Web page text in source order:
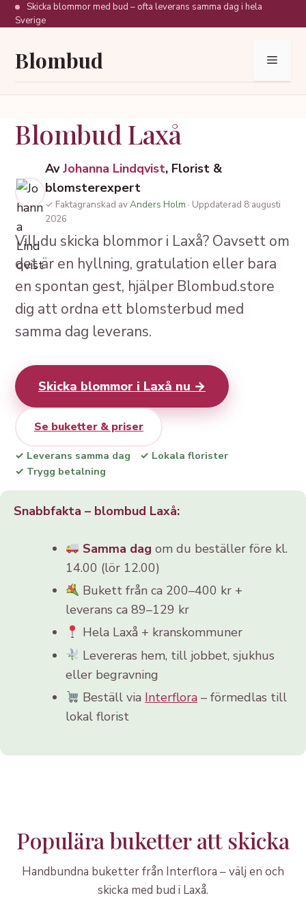
Hoppa
till
Skicka blommor med bud – ofta leverans samma dag i hela
Sverige
Blombud Meny
Blombud Laxå
AvJohanna Lindqvist, Florist &
blomsterexpert
✓ Faktagranskad avAnders Holm · Uppdaterad 8 augusti
2026
Vill du skicka blommor i Laxå? Oavsett om
det är en hyllning, gratulation eller bara
en spontan gest, hjälper Blombud.store
dig att ordna ett blomsterbud med
samma dag leverans.
Skicka blommor i Laxå nu →
Se buketter & priser
✓ Leverans samma dag
✓ Lokala florister
✓ Trygg betalning
Snabbfakta – blombud Laxå:
Samma dag om du beställer före kl.
14.00 (lör 12.00)
Bukett från ca 200–400 kr +
leverans ca 89–129 kr
Hela Laxå + kranskommuner
Levereras hem, till jobbet, sjukhus
eller begravning
Beställ via Interflora – förmedlas till
lokal florist
Populära buketter att skicka
Handbundna buketter från Interflora – välj en och
skicka med bud i Laxå.